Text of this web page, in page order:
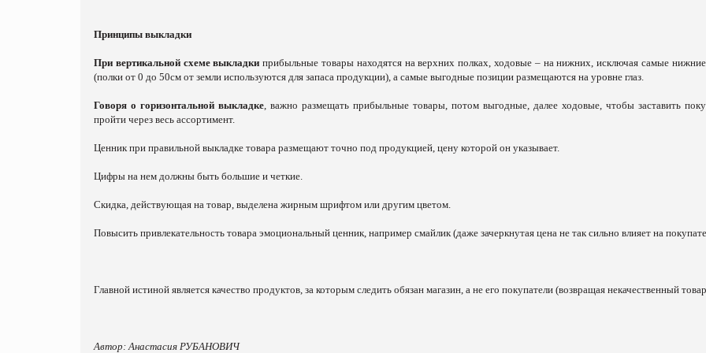
Принципы выкладки
При вертикальной схеме выкладкиприбыльные товары находятся на верхних полках, ходовые – на нижних, исключая самые
(полки от 0 до 50см от земли используются для запаса продукции), а самые выгодные позиции размещаются на уровне глаз.
Говоря о горизонтальной выкладке, важно размещать прибыльные товары, потом выгодные, далее ходовые, чтобы заставить
пройти через весь ассортимент.
Ценник при правильной выкладке товара размещают точно под продукцией, цену которой он указывает.
Цифры на нем должны быть большие и четкие.
Скидка, действующая на товар, выделена жирным шрифтом или другим цветом.
Повысить привлекательность товара эмоциональный ценник, например смайлик (даже зачеркнутая цена не так сильно влияет на
Главной истиной является качество продуктов, за которым следить обязан магазин, а не его покупатели (возвращая некачественный
Автор: Анастасия РУБАНОВИЧ